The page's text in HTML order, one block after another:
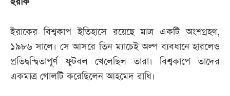
ইরাকের বিশ্বকাপ ইতিহাসে রয়েছে মাত্র একটি অংশগ্রহণ,
১৯৮৬ সালে। সে আসরে তিন ম্যাচেই অল্প ব্যবধানে হারলেও
প্রতিদ্বন্দ্বিতাপূর্ণ ফুটবল খেলেছিল তারা। বিশ্বকাপে তাদের
একমাত্র গোলটি করেছিলেন আহমেদ রাধি।